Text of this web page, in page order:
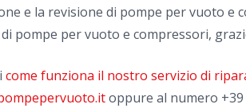
e la revisione di pompe per vuoto e
pompe per vuoto e compressori,
come funziona il nostro servizio di
oppure al numero